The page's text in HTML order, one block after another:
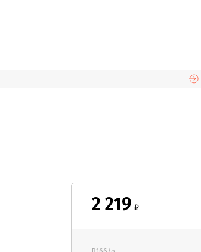
2 219 ₽